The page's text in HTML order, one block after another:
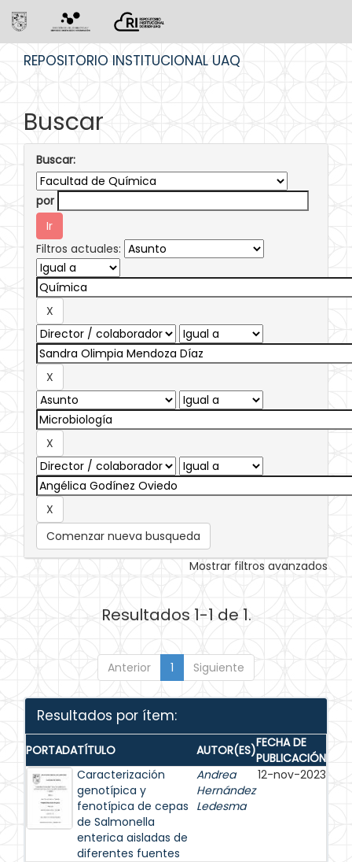
REPOSITORIO INSTITUCIONAL UAQ
Buscar
Buscar:
por
Filtros actuales:
Comenzar nueva busqueda
Mostrar filtros avanzados
Resultados 1-1 de 1.
Anterior 1 Siguiente
Resultados por ítem:
PORTADATÍTULO AUTOR(ES)FECHA DE
PUBLICACIÓN
Caracterización
genotípica y
fenotípica de cepas
de Salmonella
enterica aisladas de
diferentes fuentes
Andrea
Hernández
Ledesma
12-nov-2023